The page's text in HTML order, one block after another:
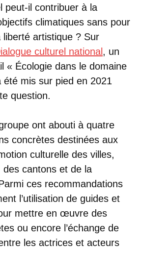
peut-il contribuer à la
climatiques sans pour
artistique ? Sur
culturel national , un
« Écologie dans le domaine
été mis sur pied en 2021
question.
ont abouti à quatre
concrètes destinées aux
culturelle des villes,
cantons et de la
ces recommandations
l’utilisation de guides et
mettre en œuvre des
ou encore l’échange de
les actrices et acteurs